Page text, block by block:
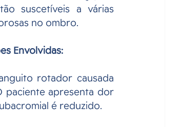
suscetíveis a várias
no ombro.
Envolvidas:
rotador causada
apresenta dor
é reduzido.